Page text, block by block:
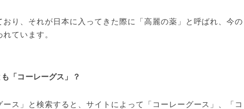
り、それが日本に入ってきた際に「高麗の薬」と呼ばれ、今の
ています。
「コーレーグス」？
ス」と検索すると、サイトによって「コーレーグース」、「コ